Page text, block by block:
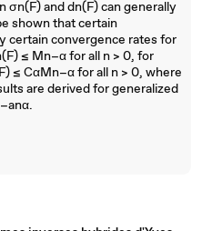
σn(F) and dn(F) can generally
shown that certain
certain convergence rates for
≤ Mn−α for all n > 0, for
≤ CαMn−α for all n > 0, where
are derived for generalized